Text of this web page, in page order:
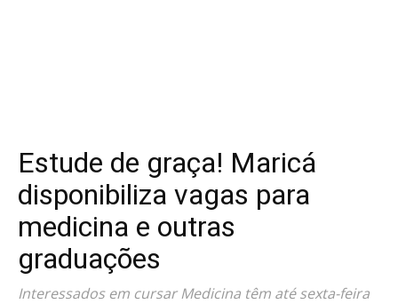
Estude de graça! Maricá
disponibiliza vagas para
medicina e outras
graduações
Interessados em cursar Medicina têm até sexta-feira